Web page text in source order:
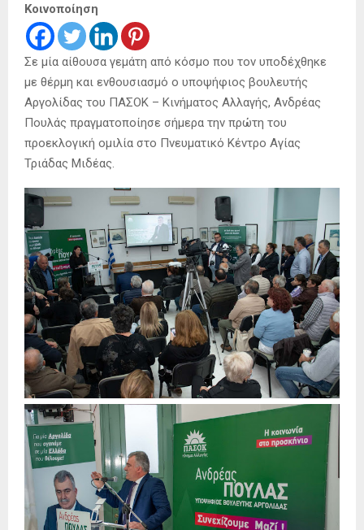
Κοινοποίηση
Σε μία αίθουσα γεμάτη από κόσμο που τον υποδέχθηκε
με θέρμη και ενθουσιασμό ο υποψήφιος βουλευτής
Αργολίδας του ΠΑΣΟΚ – Κινήματος Αλλαγής, Ανδρέας
Πουλάς πραγματοποίησε σήμερα την πρώτη του
προεκλογική ομιλία στο Πνευματικό Κέντρο Αγίας
Τριάδας Μιδέας.